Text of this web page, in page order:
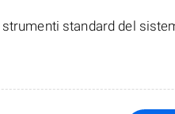
standard del